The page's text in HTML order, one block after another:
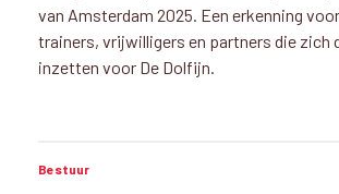
van Amsterdam 2025. Een erkenning
trainers, vrijwilligers en partners die zich
inzetten voor De Dolfijn.
Bestuur